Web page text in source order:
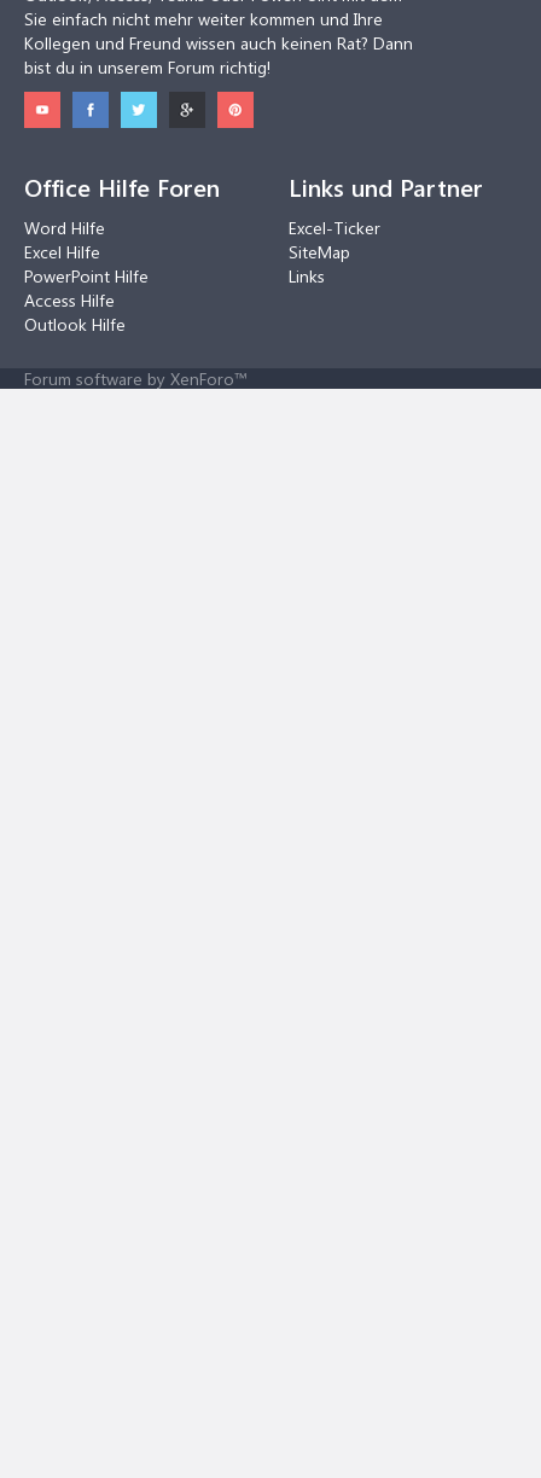
Sie einfach nicht mehr weiter kommen und Ihre
Kollegen und Freund wissen auch keinen Rat? Dann
bist du in unserem Forum richtig!
Office Hilfe Foren
Word Hilfe
Excel Hilfe
PowerPoint Hilfe
Access Hilfe
Outlook Hilfe
Links und Partner
Excel-Ticker
SiteMap
Links
Forum software by XenForo™